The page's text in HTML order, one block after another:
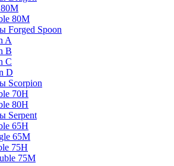
80M
Forged Spoon
A
B
C
D
Scorpion
70H
80H
Serpent
65H
65M
75H
75M